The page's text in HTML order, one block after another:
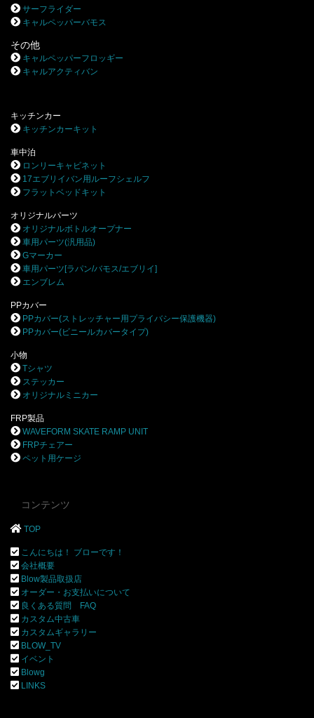
サーフライダー
キャルペッパーバモス
その他
キャルペッパーフロッギー
キャルアクティバン
キッチンカー
キッチンカーキット
車中泊
ロンリーキャビネット
17エブリイバン用ルーフシェルフ
フラットベッドキット
オリジナルパーツ
オリジナルボトルオープナー
車用パーツ(汎用品)
Gマーカー
車用パーツ[ラパン/バモス/エブリイ]
エンブレム
PPカバー
PPカバー(ストレッチャー用プライバシー保護機器)
PPカバー(ビニールカバータイプ)
小物
Tシャツ
ステッカー
オリジナルミニカー
FRP製品
WAVEFORM SKATE RAMP UNIT
FRPチェアー
ペット用ケージ
コンテンツ
TOP
こんにちは！ ブローです！
会社概要
Blow製品取扱店
オーダー・お支払いについて
良くある質問 FAQ
カスタム中古車
カスタムギャラリー
BLOW_TV
イベント
Blowg
LINKS